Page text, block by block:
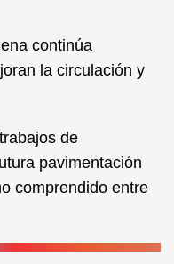
continúa
la circulación y
de
pavimentación
comprendido entre